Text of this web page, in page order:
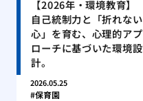
【2026年・環境教育】
自己統制力と「折れない
心」を育む、心理的アプ
ローチに基づいた環境設
計。
2026.05.25
保育園